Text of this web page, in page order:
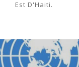
Est D'Haiti.